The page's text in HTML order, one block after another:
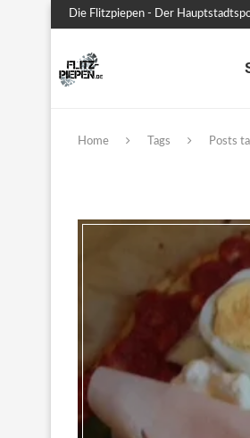
Die Flitzpiepen - Der
Home Tags Posts